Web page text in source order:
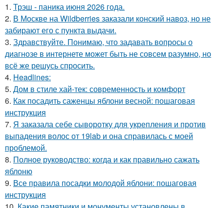
1. Трэш - паника июня 2026 года.
2. В Москве на Wildberries заказали конский навоз, но не
забирают его с пункта выдачи.
3. Здравствуйте. Понимаю, что задавать вопросы о
диагнозе в интернете может быть не совсем разумно, но
всё же решусь спросить.
4. Headlines:
5. Дом в стиле хай-тек: современность и комфорт
6. Как посадить саженцы яблони весной: пошаговая
инструкция
7. Я заказала себе сыворотку для укрепления и против
выпадения волос от 19lab и она справилась с моей
проблемой.
8. Полное руководство: когда и как правильно сажать
яблоню
9. Все правила посадки молодой яблони: пошаговая
инструкция